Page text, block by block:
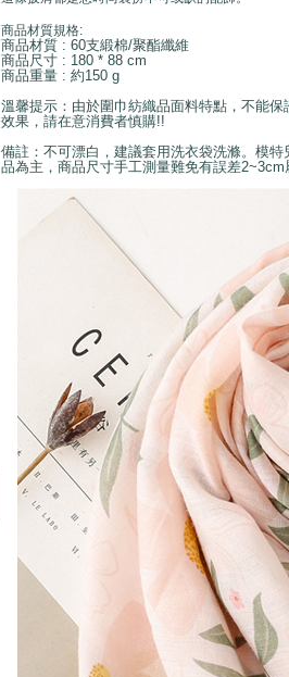
商品材質規格:
商品材質 : 60支緞棉/聚酯纖維
商品尺寸 : 180 * 88 cm
商品重量 : 約150 g
溫馨提示：由於圍巾紡織品面料特點，不能
效果，請在意消費者慎購!!
備註：不可漂白，建議套用洗衣袋洗滌。模
品為主，商品尺寸手工測量難免有誤差2~3cm